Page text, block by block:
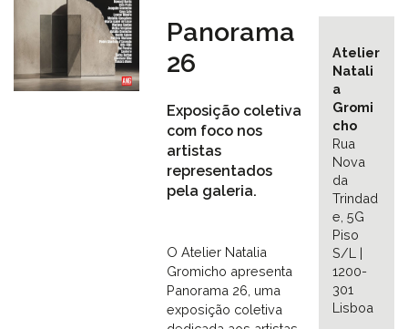
Atelier
Natali
a
Gromi
cho
Rua
Nova
da
Trindad
e, 5G
Piso
S/L |
1200-
301
Lisboa
Panorama
26
Exposição coletiva
com foco nos
artistas
representados
pela galeria.
O Atelier Natalia
Gromicho apresenta
Panorama 26, uma
exposição coletiva